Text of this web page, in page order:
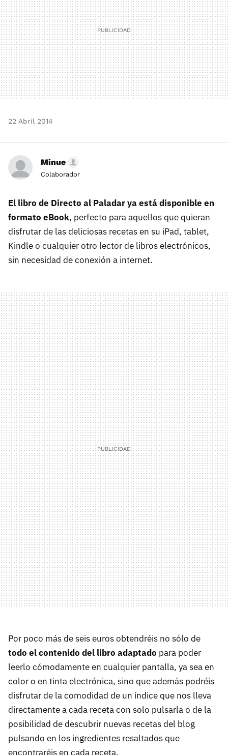
22 Abril 2014
Minue
Colaborador
El libro de Directo al Paladar ya está disponible en
formato eBook, perfecto para aquellos que quieran
disfrutar de las deliciosas recetas en su iPad, tablet,
Kindle o cualquier otro lector de libros electrónicos,
sin necesidad de conexión a internet.
Por poco más de seis euros obtendréis no sólo de
todo el contenido del libro adaptado para poder
leerlo cómodamente en cualquier pantalla, ya sea en
color o en tinta electrónica, sino que además podréis
disfrutar de la comodidad de un índice que nos lleva
directamente a cada receta con solo pulsarla o de la
posibilidad de descubrir nuevas recetas del blog
pulsando en los ingredientes resaltados que
encontraréis en cada receta.